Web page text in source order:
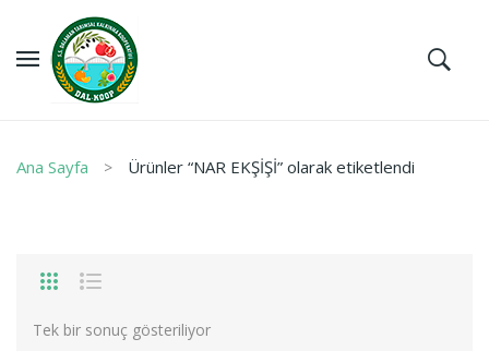
Ana Sayfa Ürünler “NAR EKŞİŞİ” olarak etiketlendi
Tek bir sonuç gösteriliyor